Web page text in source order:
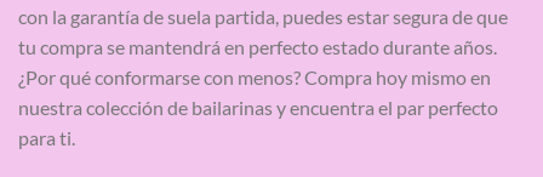
con la garantía de suela partida, puedes estar segura de que
tu compra se mantendrá en perfecto estado durante años.
¿Por qué conformarse con menos? Compra hoy mismo en
nuestra colección de bailarinas y encuentra el par perfecto
para ti.